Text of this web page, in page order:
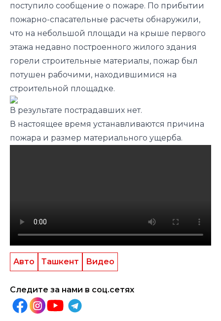
поступило сообщение о пожаре. По прибытии
пожарно-спасательные расчеты обнаружили,
что на небольшой площади на крыше первого
этажа недавно построенного жилого здания
горели строительные материалы, пожар был
потушен рабочими, находившимися на
строительной площадке.
В результате пострадавших нет.
В настоящее время устанавливаются причина
пожара и размер материального ущерба.
Авто Ташкент Видео
Следите за нами в соц.сетях